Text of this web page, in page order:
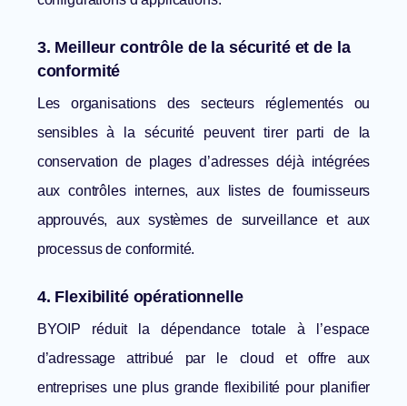
3. Meilleur contrôle de la sécurité et de la
conformité
Les organisations des secteurs réglementés ou
sensibles à la sécurité peuvent tirer parti de la
conservation de plages d’adresses déjà intégrées
aux contrôles internes, aux listes de fournisseurs
approuvés, aux systèmes de surveillance et aux
processus de conformité.
4. Flexibilité opérationnelle
BYOIP réduit la dépendance totale à l’espace
d’adressage attribué par le cloud et offre aux
entreprises une plus grande flexibilité pour planifier